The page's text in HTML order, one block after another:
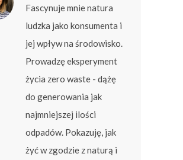
Fascynuje mnie natura
ludzka jako konsumenta i
jej wpływ na środowisko.
Prowadzę eksperyment
życia zero waste - dążę
do generowania jak
najmniejszej ilości
odpadów. Pokazuję, jak
żyć w zgodzie z naturą i